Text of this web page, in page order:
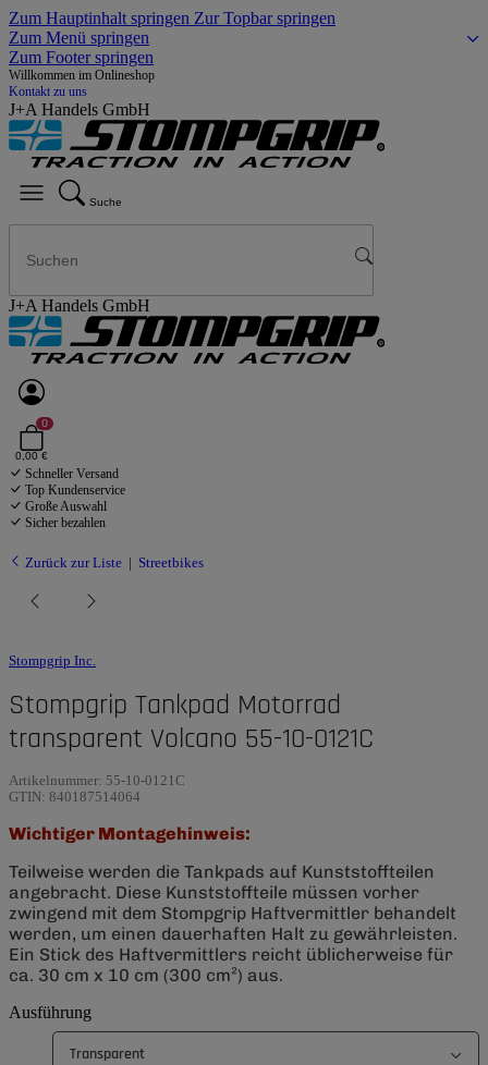
Zum Hauptinhalt springen Zur Topbar springen
Zum Menü springen
Zum Footer springen
Willkommen im Onlineshop
Kontakt zu uns
J+A Handels GmbH
Suche
J+A Handels GmbH
0
0,00 €
Schneller Versand
Top Kundenservice
Große Auswahl
Sicher bezahlen
Zurück zur Liste Streetbikes
Stompgrip Inc.
Stompgrip Tankpad Motorrad
transparent Volcano 55-10-0121C
Artikelnummer: 55-10-0121C
GTIN: 840187514064
Wichtiger Montagehinweis:
Teilweise werden die Tankpads auf Kunststoffteilen
angebracht. Diese Kunststoffteile müssen vorher
zwingend mit dem Stompgrip Haftvermittler behandelt
werden, um einen dauerhaften Halt zu gewährleisten.
Ein Stick des Haftvermittlers reicht üblicherweise für
ca. 30 cm x 10 cm (300 cm²) aus.
Ausführung
Transparent